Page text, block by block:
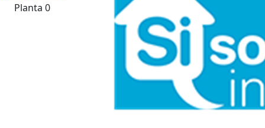
Planta 0